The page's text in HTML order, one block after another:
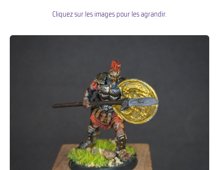
Cliquez sur les images pour les agrandir.